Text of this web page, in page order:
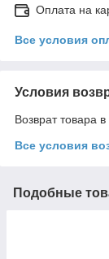
Оплата на
Все условия
Условия
Возврат товара
Все условия
Подобные